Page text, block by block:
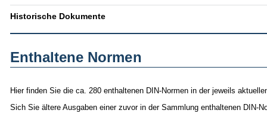
Historische Dokumente
Enthaltene Normen
Hier finden Sie die ca. 280 enthaltenen DIN-Normen in der jeweils
Sich Sie ältere Ausgaben einer zuvor in der Sammlung enthaltenen DIN-